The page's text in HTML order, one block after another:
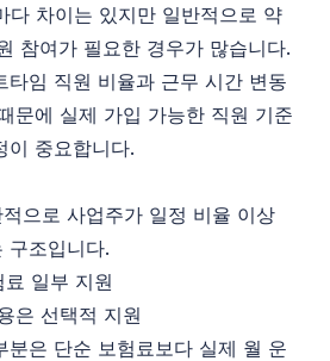
다 차이는 있지만 일반적으로 약
참여가 필요한 경우가 많습니다.
타임 직원 비율과 근무 시간 변동
문에 실제 가입 가능한 직원 기준
이 중요합니다.
으로 사업주가 일정 비율 이상
구조입니다.
일부 지원
은 선택적 지원
분은 단순 보험료보다 실제 월 운